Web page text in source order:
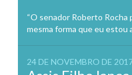
“O senador Roberto
mesma forma que eu estou
24 DE NOVEMBRO DE